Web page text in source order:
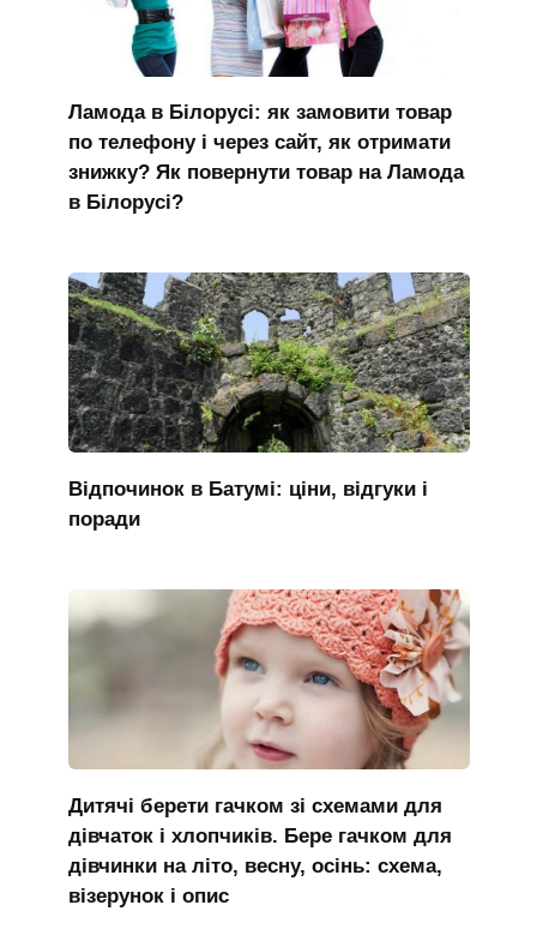
Ламода в Білорусі: як замовити товар
по телефону і через сайт, як отримати
знижку? Як повернути товар на Ламода
в Білорусі?
Відпочинок в Батумі: ціни, відгуки і
поради
Дитячі берети гачком зі схемами для
дівчаток і хлопчиків. Бере гачком для
дівчинки на літо, весну, осінь: схема,
візерунок і опис